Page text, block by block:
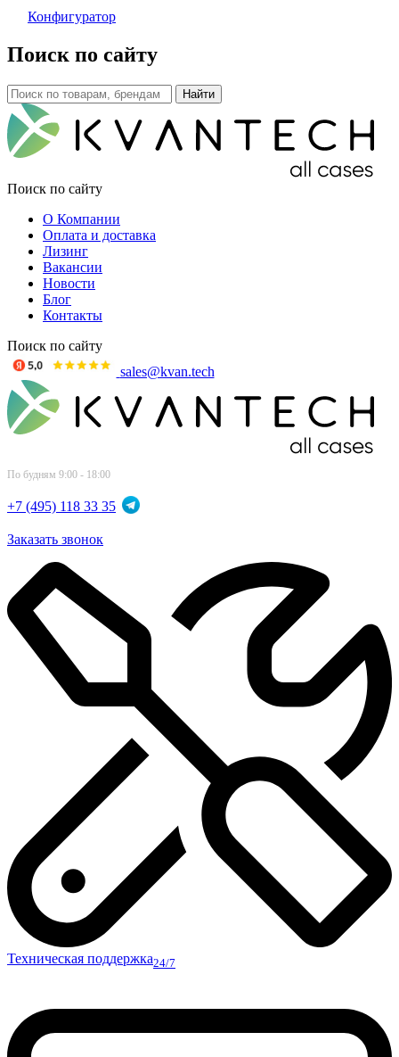
Конфигуратор
Поиск по сайту
Поиск по сайту
О Компании
Оплата и доставка
Лизинг
Вакансии
Новости
Блог
Контакты
Поиск по сайту
sales@kvan.tech
По будням 9:00 - 18:00
+7 (495) 118 33 35
Заказать звонок
Техническая поддержка24/7